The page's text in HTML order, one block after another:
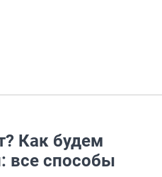
Как будем
все способы